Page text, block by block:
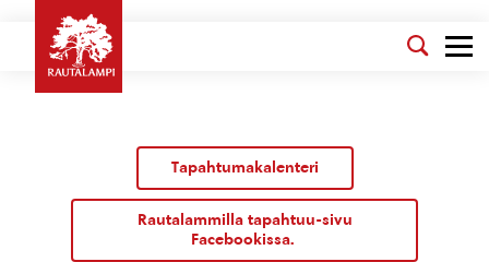
Tapahtumakalenteri
Rautalammilla tapahtuu-sivu
Facebookissa.